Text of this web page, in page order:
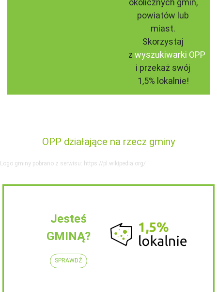
powiatów lub
miast.
Skorzystaj
z wyszukiwarki OPP
i przekaż swój
1,5% lokalnie!
OPP działające na rzecz gminy
Logo gminy pobrano z serwisu: https://pl.wikipedia.org/
Jesteś
GMINĄ?
SPRAWDŹ